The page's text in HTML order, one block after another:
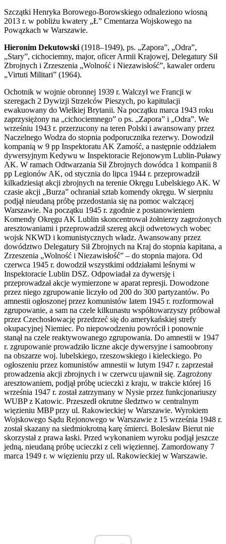
Szczątki Henryka Borowego-Borowskiego odnaleziono wiosną
2013 r. w pobliżu kwatery „Ł” Cmentarza Wojskowego na
Powązkach w Warszawie.
Hieronim Dekutowski(1918–1949), ps. „Zapora”, „Odra”,
„Stary”, cichociemny, major, oficer Armii Krajowej, Delegatury Sił
Zbrojnych i Zrzeszenia „Wolność i Niezawisłość”, kawaler orderu
„Virtuti Militari” (1964).
Ochotnik w wojnie obronnej 1939 r. Walczył we Francji w
szeregach 2 Dywizji Strzelców Pieszych, po kapitulacji
ewakuowany do Wielkiej Brytanii. Na początku marca 1943 roku
zaprzysiężony na „cichociemnego” o ps. „Zapora” i „Odra”. We
wrześniu 1943 r. przerzucony na teren Polski i awansowany przez
Naczelnego Wodza do stopnia podporucznika rezerwy. Dowodził
kompanią w 9 pp Inspektoratu AK Zamość, a następnie oddziałem
dywersyjnym Kedywu w Inspektoracie Rejonowym Lublin-Puławy
AK. W ramach Odtwarzania Sił Zbrojnych dowódca 1 kompanii 8
pp Legionów AK, od stycznia do lipca 1944 r. przeprowadził
kilkadziesiąt akcji zbrojnych na terenie Okręgu Lubelskiego AK. W
czasie akcji „Burza” ochraniał sztab komendy okręgu. W sierpniu
podjął nieudaną próbę przedostania się na pomoc walczącej
Warszawie. Na początku 1945 r. zgodnie z postanowieniem
Komendy Okręgu AK Lublin skoncentrował żołnierzy zagrożonych
aresztowaniami i przeprowadził szereg akcji odwetowych wobec
wojsk NKWD i komunistycznych władz. Awansowany przez
dowództwo Delegatury Sił Zbrojnych na Kraj do stopnia kapitana, a
Zrzeszenia „Wolność i Niezawisłość” – do stopnia majora. Od
czerwca 1945 r. dowodził wszystkimi oddziałami leśnymi w
Inspektoracie Lublin DSZ. Odpowiadał za dywersję i
przeprowadzał akcje wymierzone w aparat represji. Dowodzone
przez niego zgrupowanie liczyło od 200 do 300 partyzantów. Po
amnestii ogłoszonej przez komunistów latem 1945 r. rozformował
zgrupowanie, a sam na czele kilkunastu współtowarzyszy próbował
przez Czechosłowację przedrzeć się do amerykańskiej strefy
okupacyjnej Niemiec. Po niepowodzeniu powrócił i ponownie
stanął na czele reaktywowanego zgrupowania. Do amnestii w 1947
r. zgrupowanie prowadziło liczne akcje dywersyjne i samoobrony
na obszarze woj. lubelskiego, rzeszowskiego i kieleckiego. Po
ogłoszeniu przez komunistów amnestii w lutym 1947 r. zaprzestał
prowadzenia akcji zbrojnych i w czerwcu ujawnił się. Zagrożony
aresztowaniem, podjął próbę ucieczki z kraju, w trakcie której 16
września 1947 r. został zatrzymany w Nysie przez funkcjonariuszy
WUBP z Katowic. Przeszedł okrutne śledztwo w centralnym
więzieniu MBP przy ul. Rakowieckiej w Warszawie. Wyrokiem
Wojskowego Sądu Rejonowego w Warszawie z 15 września 1948 r.
został skazany na siedmiokrotną karę śmierci. Bolesław Bierut nie
skorzystał z prawa łaski. Przed wykonaniem wyroku podjął jeszcze
jedną, nieudaną próbę ucieczki z celi więziennej. Zamordowany 7
marca 1949 r. w więzieniu przy ul. Rakowieckiej w Warszawie.